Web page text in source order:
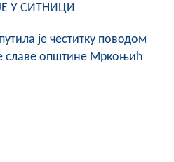
У СИТНИЦИ
је честитку поводом
славе општине Мркоњић